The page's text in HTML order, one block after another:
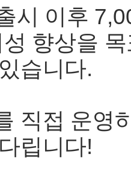
시 이후
향상을
습니다.
직접 운영
립니다!